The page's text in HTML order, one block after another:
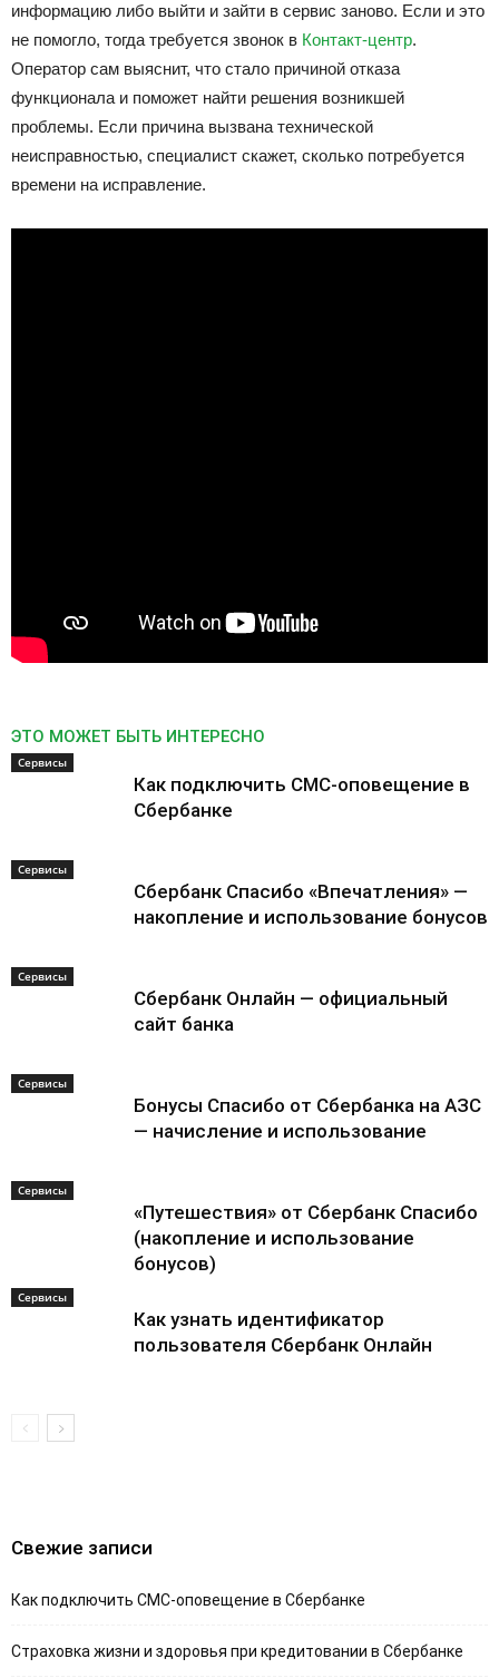
информацию либо выйти и зайти в сервис заново. Если и это
не помогло, тогда требуется звонок в Контакт-центр.
Оператор сам выяснит, что стало причиной отказа
функционала и поможет найти решения возникшей
проблемы. Если причина вызвана технической
неисправностью, специалист скажет, сколько потребуется
времени на исправление.
ЭТО МОЖЕТ БЫТЬ ИНТЕРЕСНО
Сервисы
Как подключить СМС-оповещение в
Сбербанке
Сервисы
Cбербанк Спасибо «Впечатления» —
накопление и использование бонусов
Сервисы
Сбербанк Онлайн — официальный
сайт банка
Сервисы
Бонусы Спасибо от Сбербанка на АЗС
— начисление и использование
Сервисы
«Путешествия» от Сбербанк Спасибо
(накопление и использование
бонусов)
Сервисы
Как узнать идентификатор
пользователя Сбербанк Онлайн
Свежие записи
Как подключить СМС-оповещение в Сбербанке
Страховка жизни и здоровья при кредитовании в Сбербанке